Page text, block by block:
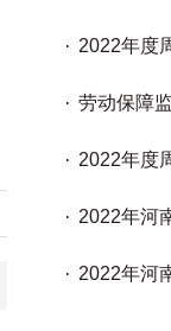
2022年度
劳动保障
2022年度
2022年河
2022年河